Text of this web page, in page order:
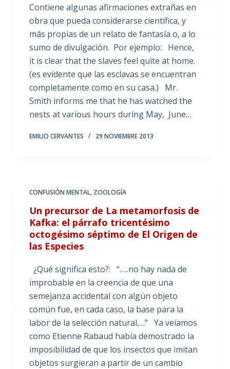
Contiene algunas afirmaciones extrañas en
obra que pueda considerarse científica, y
más propias de un relato de fantasía o, a lo
sumo de divulgación. Por ejemplo: Hence,
it is clear that the slaves feel quite at home.
(es evidente que las esclavas se encuentran
completamente como en su casa.) Mr.
Smith informs me that he has watched the
nests at various hours during May, June…
EMILIO CERVANTES 29 NOVIEMBRE 2013
CONFUSIÓN MENTAL, ZOOLOGÍA
Un precursor de La metamorfosis de
Kafka: el párrafo tricentésimo
octogésimo séptimo de El Origen de
las Especies
¿Qué significa esto?: “…..no hay nada de
improbable en la creencia de que una
semejanza accidental con algún objeto
común fue, en cada caso, la base para la
labor de la selección natural,…” Ya veíamos
como Etienne Rabaud había demostrado la
imposibilidad de que los insectos que imitan
objetos surgieran a partir de un cambio